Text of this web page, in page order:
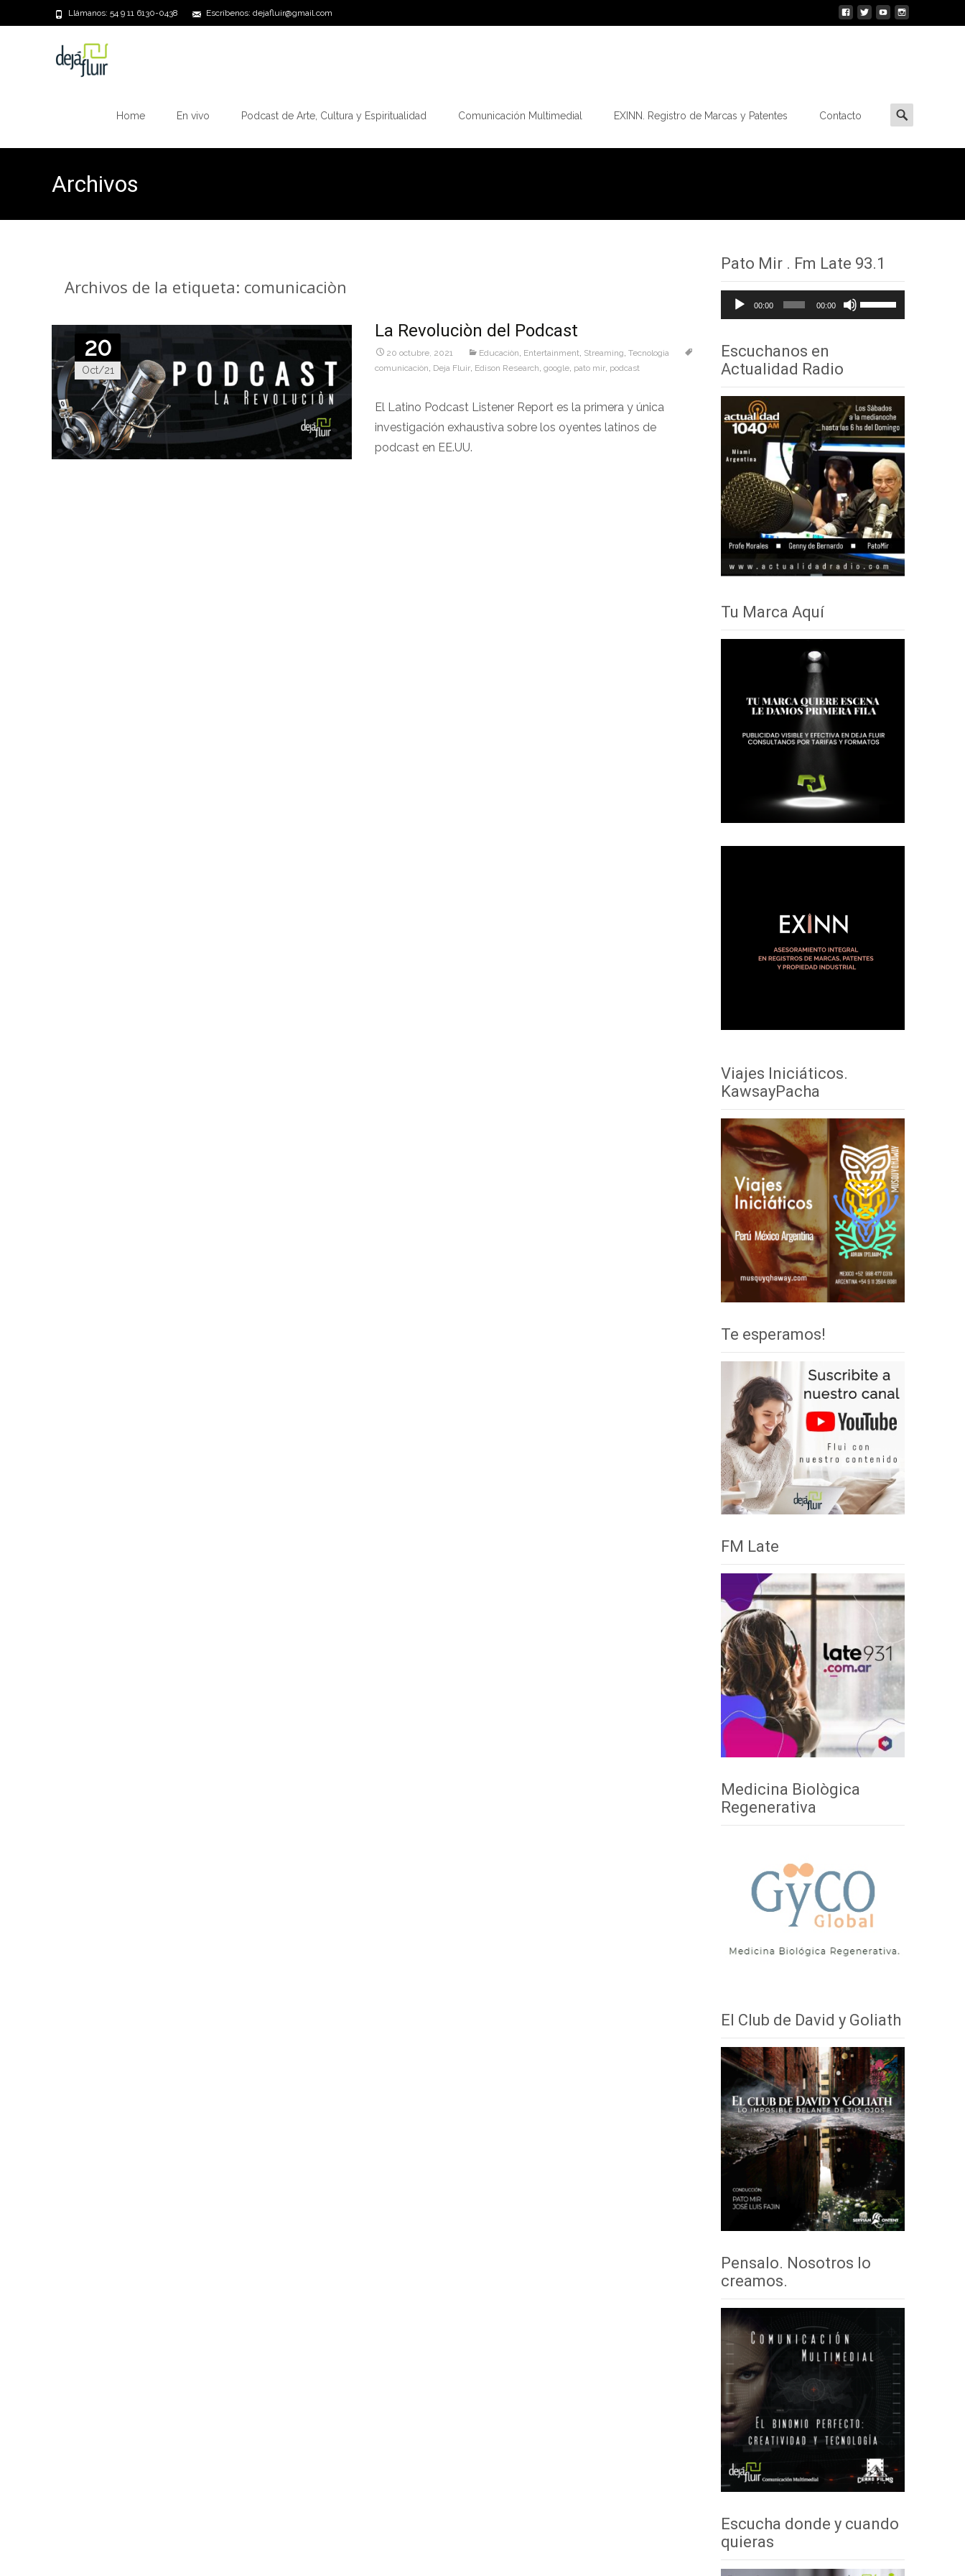
Llámanos: 54 9 11 6130-0438 Escríbenos: dejafluir@gmail.com
Home En vivo Podcast de Arte, Cultura y Espiritualidad Comunicación Multimedial EXINN. Registro de Marcas y Patentes Contacto
Buscar
por:
Archivos
Archivos de la etiqueta: comunicaciòn
20
Oct/21
La Revoluciòn del Podcast
20 octubre, 2021 Educaciòn, Entertainment, Streaming, Tecnologìa
comunicaciòn, Deja Fluir, Edison Research, google, pato mir, podcast
El Latino Podcast Listener Report es la primera y única
investigación exhaustiva sobre los oyentes latinos de
podcast en EE.UU.
Pato Mir . Fm Late 93.1
Reproductor
de
00:00 00:00
Utiliza
las
arriba/abajo
para
aumentar
disminuir
el
volumen.
Escuchanos en
Actualidad Radio
Tu Marca Aquí
Viajes Iniciáticos.
KawsayPacha
Te esperamos!
FM Late
Medicina Biològica
Regenerativa
El Club de David y Goliath
Pensalo. Nosotros lo
creamos.
Escucha donde y cuando
quieras